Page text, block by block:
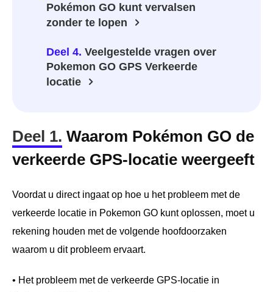
Pokémon GO kunt vervalsen
zonder te lopen
Deel 4. Veelgestelde vragen over
Pokemon GO GPS Verkeerde
locatie
Deel 1. Waarom Pokémon GO de
verkeerde GPS-locatie weergeeft
Voordat u direct ingaat op hoe u het probleem met de
verkeerde locatie in Pokemon GO kunt oplossen, moet u
rekening houden met de volgende hoofdoorzaken
waarom u dit probleem ervaart.
• Het probleem met de verkeerde GPS-locatie in